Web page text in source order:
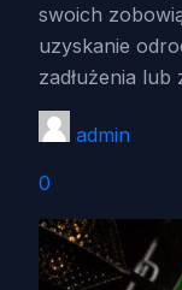
swoich
uzyskanie
zadłużenia
admin
0